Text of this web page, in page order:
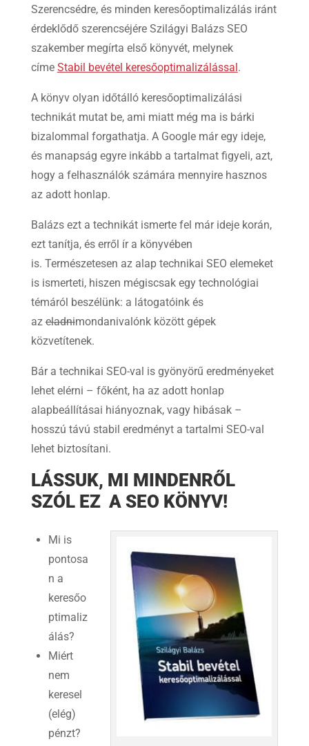
Szerencsédre, és minden keresőoptimalizálás iránt
érdeklődő szerencséjére Szilágyi Balázs SEO
szakember megírta első könyvét, melynek
címe Stabil bevétel keresőoptimalizálással.
A könyv olyan időtálló keresőoptimalizálási
technikát mutat be, ami miatt még ma is bárki
bizalommal forgathatja. A Google már egy ideje,
és manapság egyre inkább a tartalmat figyeli, azt,
hogy a felhasználók számára mennyire hasznos
az adott honlap.
Balázs ezt a technikát ismerte fel már ideje korán,
ezt tanítja, és erről ír a könyvében
is. Természetesen az alap technikai SEO elemeket
is ismerteti, hiszen mégiscsak egy technológiai
témáról beszélünk: a látogatóink és
azeladnimondanivalónk között gépek
közvetítenek.
Bár a technikai SEO-val is gyönyörű eredményeket
lehet elérni – főként, ha az adott honlap
alapbeállításai hiányoznak, vagy hibásak –
hosszú távú stabil eredményt a tartalmi SEO-val
lehet biztosítani.
LÁSSUK, MI MINDENRŐL
SZÓL EZ A SEO KÖNYV!
Mi is
pontosa
n a
keresőo
ptimaliz
álás?
Miért
nem
keresel
(elég)
pénzt?